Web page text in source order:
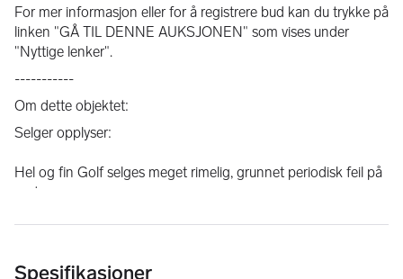
For mer informasjon eller for å registrere bud kan du trykke på
linken "GÅ TIL DENNE AUKSJONEN" som vises under
"Nyttige lenker".
-----------
Om dette objektet:
Selger opplyser:
Hel og fin Golf selges meget rimelig, grunnet periodisk feil på
motor.
det er gjort diverse rep før EU, bla. byttet fjærer bak,
Spesifikasjoner